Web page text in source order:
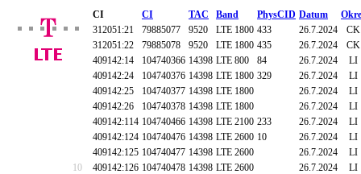
CI CI TAC Band PhysCID Datum
312051:21
79885077 9520 LTE 1800 433 26.7.2024
CK
312051:22
79885078 9520 LTE 1800 435 26.7.2024
CK
409142:14
104740366 14398 LTE 800 84 26.7.2024
LI
409142:24
104740376 14398 LTE 1800 329 26.7.2024
LI
409142:25
104740377 14398 LTE 1800 26.7.2024
LI
409142:26
104740378 14398 LTE 1800 26.7.2024
LI
409142:114 104740466 14398 LTE 2100 233 26.7.2024
LI
409142:124 104740476 14398 LTE 2600 10 26.7.2024
LI
409142:125 104740477 14398 LTE 2600 26.7.2024
LI
10
409142:126 104740478 14398 LTE 2600 26.7.2024
LI